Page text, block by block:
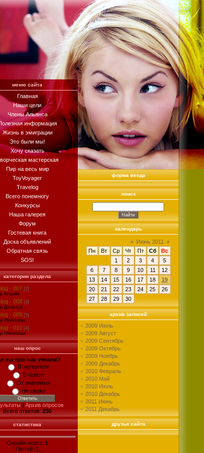
меню сайта
Главная
Наши цели
Члены Альянса
информация
Жизнь в эмиграции
Это были мы!
Хочу сказать
мастерская
Пир на весь мир
ToyVoyager
Travelog
Всего понемногу
Конкурсы
Наша галерея
Форум
Гостевая книга
Доска объявлений
Обратная связь
SOS!
категории раздела
- 007 [2]
Кузьма
- 008 [9]
Дональд
- 009 [5]
Иванушка
- 010 [4]
Николаша
наш опрос
вы про нас узнали?
В интернете
В газете
От знакомых
Не скажу
| Архив опросов
Всего ответов: 230
статистика
Онлайн всего: 1
Гостей: 1
форма входа
поиск
календарь
« Июнь 2011
»
Пн
Вт Ср Чт Пт Сб
Вс
1
2 3 4
5
6
7 8 9 10 11
12
13
14 15 16 17 18
19
20
21 22 23 24 25
26
27
28 29 30
архив записей
2009 Июль
2009 Август
2009 Сентябрь
2009 Октябрь
2009 Ноябрь
2009 Декабрь
2010 Февраль
2010 Май
2010 Июль
2010 Декабрь
2011 Июнь
2011 Декабрь
друзья сайта